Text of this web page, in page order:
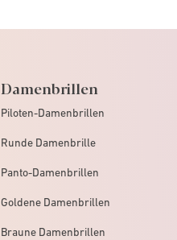
Damenbrillen
Piloten-Damenbrillen
Runde Damenbrille
Panto-Damenbrillen
Goldene Damenbrillen
Braune Damenbrillen